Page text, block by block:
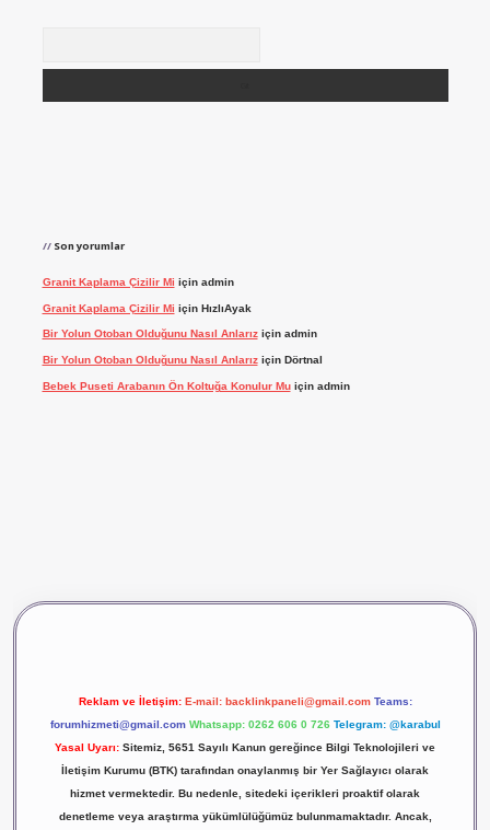
Son yorumlar
Granit Kaplama Çizilir Mi için admin
Granit Kaplama Çizilir Mi için HızlıAyak
Bir Yolun Otoban Olduğunu Nasıl Anlarıziçin admin
Bir Yolun Otoban Olduğunu Nasıl Anlarıziçin Dörtnal
Bebek Puseti Arabanın Ön Koltuğa Konulur Muiçin admin
Reklam ve İletişim: E-mail: backlinkpaneli@gmail.com Teams:
forumhizmeti@gmail.com Whatsapp: 0262 606 0 726 Telegram: @karabul
Yasal Uyarı: Sitemiz, 5651 Sayılı Kanun gereğince Bilgi Teknolojileri ve
İletişim Kurumu (BTK) tarafından onaylanmış bir Yer Sağlayıcı olarak
hizmet vermektedir. Bu nedenle, sitedeki içerikleri proaktif olarak
denetleme veya araştırma yükümlülüğümüz bulunmamaktadır. Ancak,